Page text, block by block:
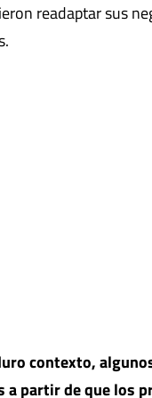
readaptar sus
contexto,
a partir de que los